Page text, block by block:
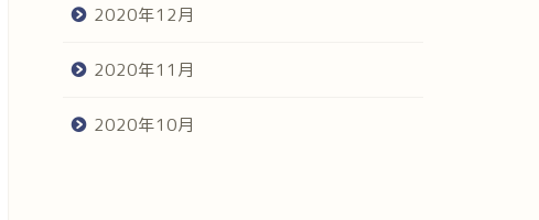
2020年12月
2020年11月
2020年10月